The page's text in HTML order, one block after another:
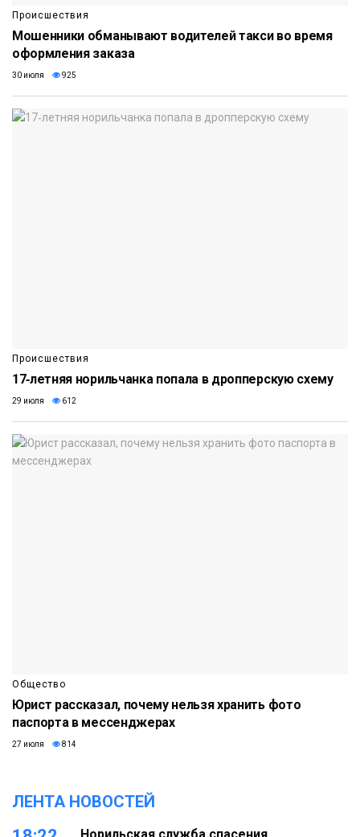
Происшествия
Мошенники обманывают водителей такси во время
оформления заказа
30 июля 925
Происшествия
17‑летняя норильчанка попала в дропперскую схему
29 июля 612
Общество
Юрист рассказал, почему нельзя хранить фото
паспорта в мессенджерах
27 июля 814
ЛЕНТА НОВОСТЕЙ